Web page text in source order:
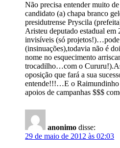
Não precisa entender muito
candidato (a) chapa branco
presidutrense Pryscila
Aristeu deputado estadual em
invisíveis (só projetos!)…pode
(insinuações),todavia não é
nome no esquecimento
trocadilho…com o
oposição que fará a sua
entende!!!…E o Raimundinho
apoios de campanhas $$$
anonimo disse:
29 de maio de 2012 às 02:03